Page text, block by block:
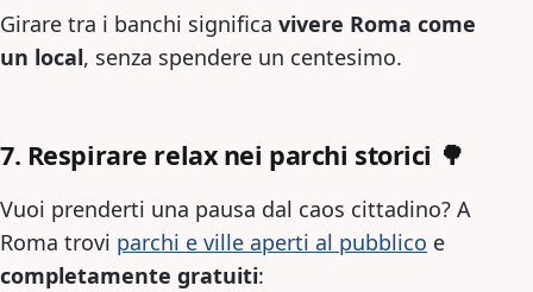
Girare tra i banchi significa vivere Roma come
un local, senza spendere un centesimo.
7. Respirare relax nei parchi storici 🌳
Vuoi prenderti una pausa dal caos cittadino? A
Roma trovi parchi e ville aperti al pubblico e
completamente gratuiti: